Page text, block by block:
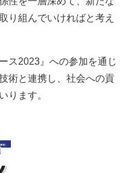
り組んでいければと考え
ス2023』への参加を通じ
術と連携し、社会への貢
ります。